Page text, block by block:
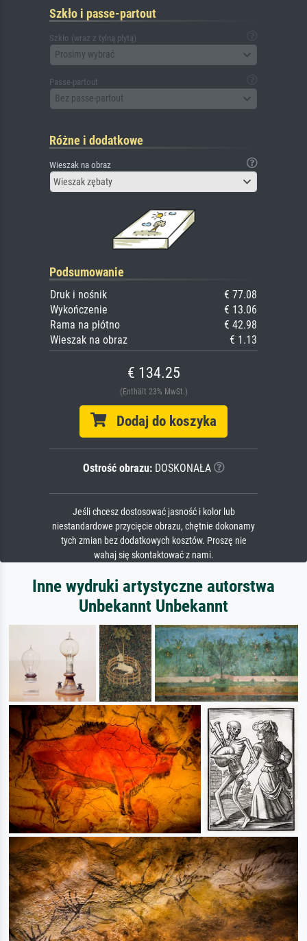
Szkło i passe-partout
Szkło (wraz z tylną płytą)
Prosimy wybrać
Passe-partout
Bez passe-partout
Różne i dodatkowe
Wieszak na obraz
Wieszak zębaty
Podsumowanie
Druk i nośnik
€ 77.08
Wykończenie
€ 13.06
Rama na płótno
€ 42.98
Wieszak na obraz
€ 1.13
€ 134.25
(Enthält 23% MwSt.)
Dodaj do koszyka
Ostrość obrazu:DOSKONAŁA
Jeśli chcesz dostosować jasność i kolor lub
niestandardowe przycięcie obrazu, chętnie dokonamy
tych zmian bez dodatkowych kosztów. Proszę nie
wahaj się skontaktować z nami.
Inne wydruki artystyczne autorstwa
Unbekannt Unbekannt